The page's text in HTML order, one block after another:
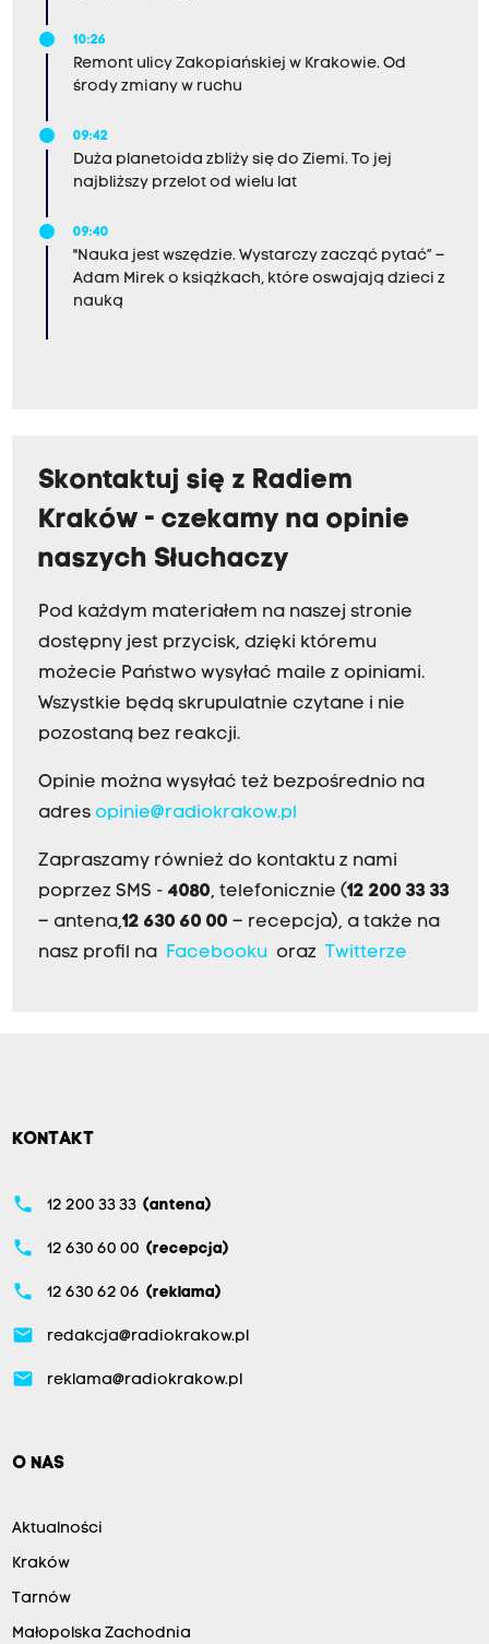
10:26
Remont ulicy Zakopiańskiej w Krakowie. Od
środy zmiany w ruchu
09:42
Duża planetoida zbliży się do Ziemi. To jej
najbliższy przelot od wielu lat
09:40
"Nauka jest wszędzie. Wystarczy zacząć pytać” –
Adam Mirek o książkach, które oswajają dzieci z
nauką
Skontaktuj się z Radiem
Kraków - czekamy na opinie
naszych Słuchaczy
Pod każdym materiałem na naszej stronie
dostępny jest przycisk, dzięki któremu
możecie Państwo wysyłać maile z opiniami.
Wszystkie będą skrupulatnie czytane i nie
pozostaną bez reakcji.
Opinie można wysyłać też bezpośrednio na
adres opinie@radiokrakow.pl
Zapraszamy również do kontaktu z nami
poprzez SMS - 4080, telefonicznie (12 200 33 33
– antena,12 630 60 00 – recepcja), a także na
nasz profil na
Facebookuoraz Twitterze
KONTAKT
phone 12 200 33 33 (antena)
phone 12 630 60 00 (recepcja)
phone 12 630 62 06 (reklama)
email redakcja@radiokrakow.pl
email reklama@radiokrakow.pl
O NAS
Aktualności
Kraków
Tarnów
Małopolska Zachodnia